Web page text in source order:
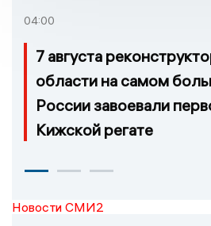
04:00
7 августа
области на самом
России завоевали
Кижской регате
Новости СМИ2